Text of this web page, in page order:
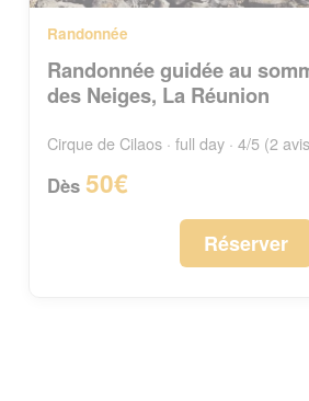
Randonnée
Randonnée guidée au
des Neiges, La Réunion
Cirque de Cilaos · full day · 4/5 (2
Dès 50€
Réserver